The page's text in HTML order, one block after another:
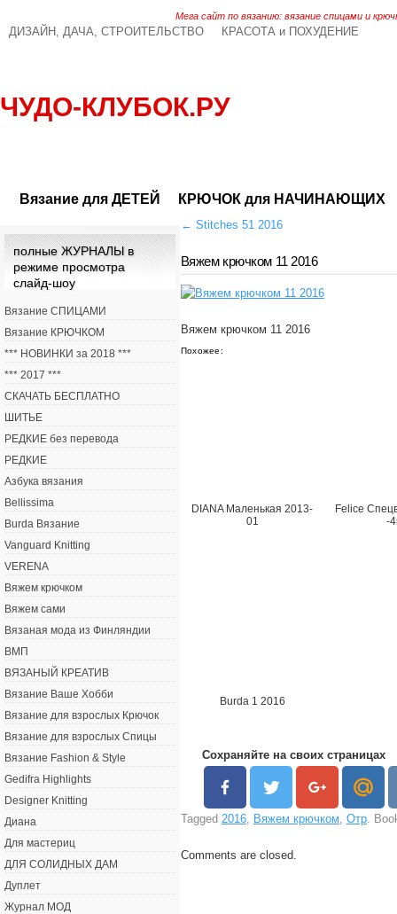
Мега сайт по вязанию: вязание спицами и
ДИЗАЙН, ДАЧА, СТРОИТЕЛЬСТВО КРАСОТА и ПОХУДЕНИЕ
ЧУДО-КЛУБОК.РУ
Вязание для ДЕТЕЙ КРЮЧОК для НАЧИНАЮЩИХ
← Stitches 51 2016
Вяжем крючком 11 2016
Вяжем крючком 11 2016
Похожее:
DIANA Маленькая 2013-
01
Felice
-
Burda 1 2016
Сохраняйте на своих страницах
Tagged 2016, Вяжем крючком Отр.
Comments are closed.
полные ЖУРНАЛЫ в
режиме просмотра
слайд-шоу
Вязание СПИЦАМИ
Вязание КРЮЧКОМ
*** НОВИНКИ за 2018 ***
*** 2017 ***
СКАЧАТЬ БЕСПЛАТНО
ШИТЬЕ
РЕДКИЕ без перевода
РЕДКИЕ
Азбука вязания
Bellissima
Burda Вязание
Vanguard Knitting
VERENA
Вяжем крючком
Вяжем сами
Вязаная мода из Финляндии
ВМП
ВЯЗАНЫЙ КРЕАТИВ
Вязание Ваше Хобби
Вязание для взрослых Крючок
Вязание для взрослых Спицы
Вязание Fashion & Style
Gedifra Highlights
Designer Knitting
Диана
Для мастериц
ДЛЯ СОЛИДНЫХ ДАМ
Дуплет
Журнал МОД